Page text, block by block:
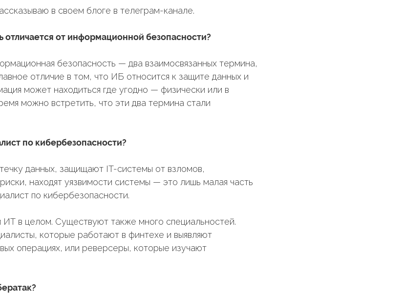
в своем блоге в телеграм-канале.
от информационной безопасности?
безопасность — два взаимосвязанных термина,
отличие в том, что ИБ относится к защите данных и
может находиться где угодно — физически или в
можно встретить, что эти два термина стали
по кибербезопасности?
данных, защищают IT-системы от взломов,
находят уязвимости системы — это лишь малая часть
по кибербезопасности.
в целом. Существуют также много специальностей.
которые работают в финтехе и выявляют
операциях, или реверсеры, которые изучают